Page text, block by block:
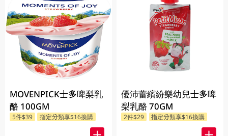
MOVENPICK士多啤梨乳
酪 100GM
5件$39 指定分類享$16換購
優沛蕾繽紛樂幼兒士多啤
梨乳酪 70GM
2件$29 指定分類享$16換購